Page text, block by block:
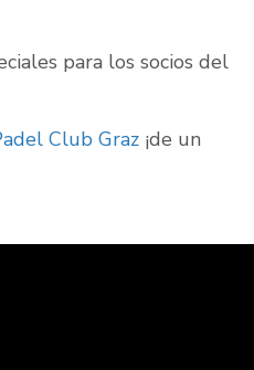
para los socios del
Club Graz ¡de un